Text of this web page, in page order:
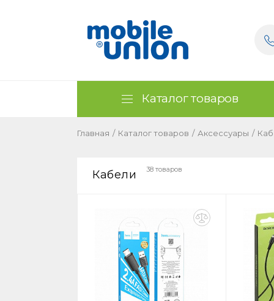
Каталог товаров
Главная / Каталог товаров / Аксессуары /
Кабели 38 товаров